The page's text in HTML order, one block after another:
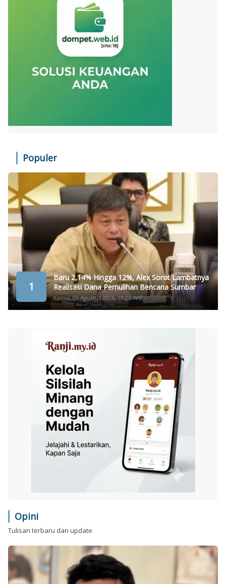
Populer
1
Baru 2,14% Hingga 12%, Alex Sorot Lambatnya
Realisasi Dana Pemulihan Bencana Sumbar
Kamis, 06 Agustus 2026, 19:23 WIB
Opini
Tulisan terbaru dan update